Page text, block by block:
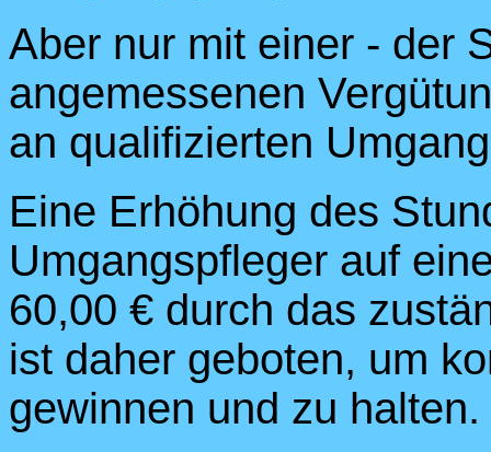
Aber nur mit einer - der
angemessenen
an qualifizierten
Eine Erhöhung des
Umgangspfleger auf
60,00 € durch das
ist daher geboten, um
gewinnen und zu halten.